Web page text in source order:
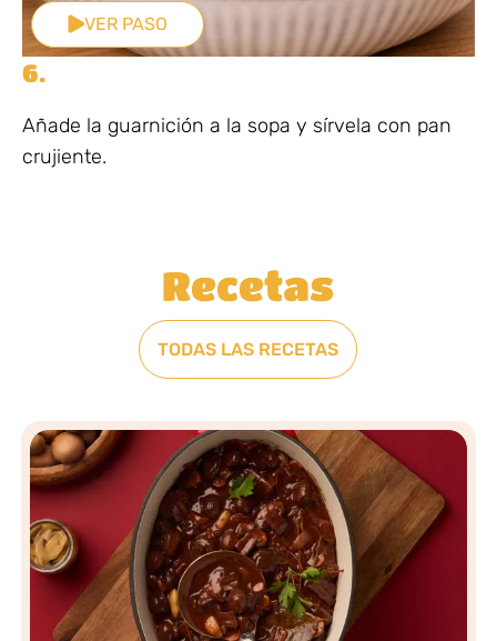
VER PASO
6.
Añade la guarnición a la sopa y sírvela con pan
crujiente.
Recetas
TODAS LAS RECETAS